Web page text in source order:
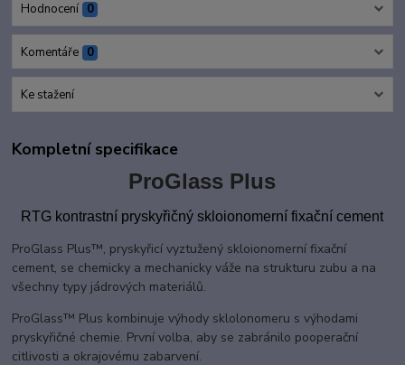
Hodnocení 0
Komentáře 0
Ke stažení
Kompletní specifikace
ProGlass Plus
RTG kontrastní pryskyřičný skloionomerní fixační cement
ProGlass Plus™, pryskyřicí vyztužený skloionomerní fixační
cement, se chemicky a mechanicky váže na strukturu zubu a na
všechny typy jádrových materiálů.
ProGlass™ Plus kombinuje výhody sklolonomeru s výhodami
pryskyřičné chemie. První volba, aby se zabránilo pooperační
citlivosti a okrajovému zabarvení.